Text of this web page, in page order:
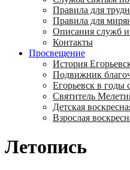
Правила для
Правила для
Описания служб
Контакты
Просвещение
История
Подвижник
Егорьевск в годы
Святитель
Детская
Взрослая
Летопись